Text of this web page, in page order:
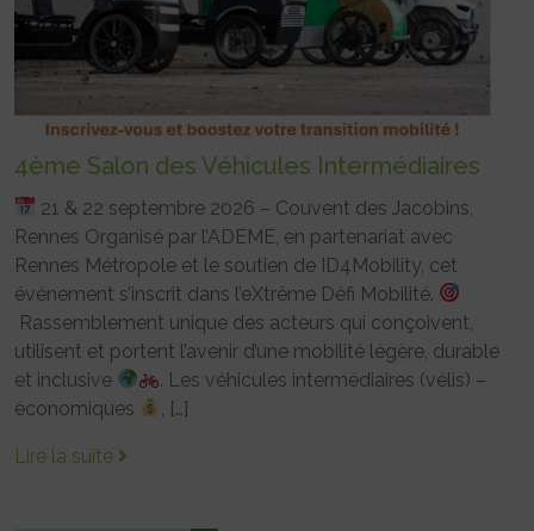
4ème Salon des Véhicules Intermédiaires
21 & 22 septembre 2026 – Couvent des Jacobins,
Rennes Organisé par l’ADEME, en partenariat avec
Rennes Métropole et le soutien de ID4Mobility, cet
événement s’inscrit dans l’eXtrême Défi Mobilité.
Rassemblement unique des acteurs qui conçoivent,
utilisent et portent l’avenir d’une mobilité légère, durable
et inclusive
. Les véhicules intermédiaires (vélis) –
économiques
, […]
Lire la suite